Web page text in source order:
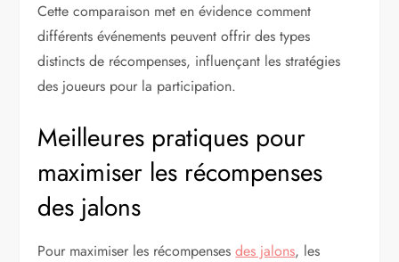
Cette comparaison met en évidence comment
différents événements peuvent offrir des types
distincts de récompenses, influençant les stratégies
des joueurs pour la participation.
Meilleures pratiques pour
maximiser les récompenses
des jalons
Pour maximiser les récompensesdes jalons, les